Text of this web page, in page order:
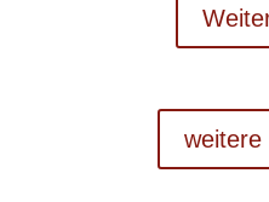
weitere